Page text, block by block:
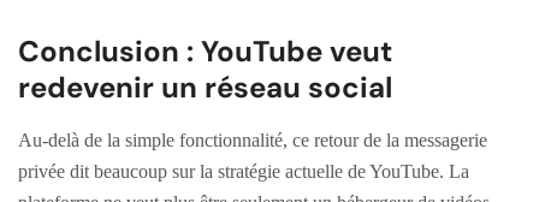
Conclusion : YouTube veut
redevenir un réseau social
Au-delà de la simple fonctionnalité, ce retour de la messagerie
privée dit beaucoup sur la stratégie actuelle de YouTube. La